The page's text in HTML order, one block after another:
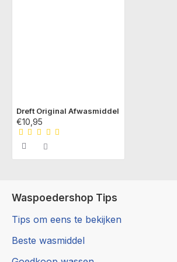
Dreft Original Afwasmiddel
€10,95
Waspoedershop Tips
Tips om eens te bekijken
Beste wasmiddel